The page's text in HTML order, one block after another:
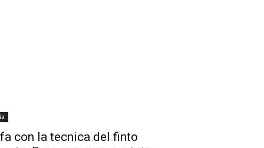
con la tecnica del finto